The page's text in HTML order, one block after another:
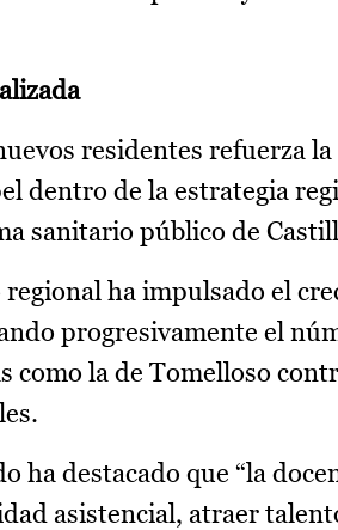
residentes refuerza
dentro de la estrategia
sanitario público de
ha impulsado el
progresivamente el
como la de Tomelloso
ha destacado que “la
asistencial, atraer